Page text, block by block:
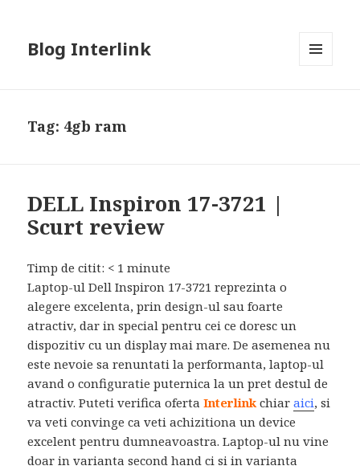
Blog Interlink
Tag: 4gb ram
DELL Inspiron 17-3721 |
Scurt review
Timp de citit: < 1 minute
Laptop-ul Dell Inspiron 17-3721 reprezinta o
alegere excelenta, prin design-ul sau foarte
atractiv, dar in special pentru cei ce doresc un
dispozitiv cu un display mai mare. De asemenea nu
este nevoie sa renuntati la performanta, laptop-ul
avand o configuratie puternica la un pret destul de
atractiv. Puteti verifica ofertaInterlinkchiaraici, si
va veti convinge ca veti achizitiona un device
excelent pentru dumneavoastra. Laptop-ul nu vine
doar in varianta second hand ci si in varianta